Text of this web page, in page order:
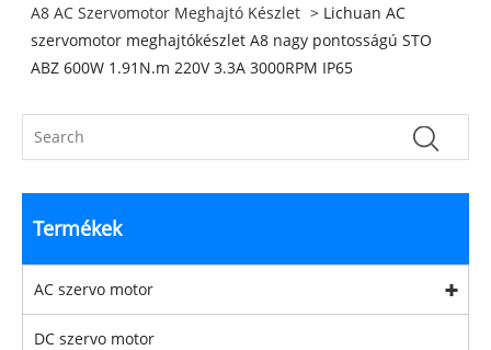
A8 AC Szervomotor Meghajtó Készlet > Lichuan AC
szervomotor meghajtókészlet A8 nagy pontosságú STO
ABZ 600W 1.91N.m 220V 3.3A 3000RPM IP65
Termékek
AC szervo motor
DC szervo motor